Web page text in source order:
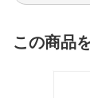
この商品